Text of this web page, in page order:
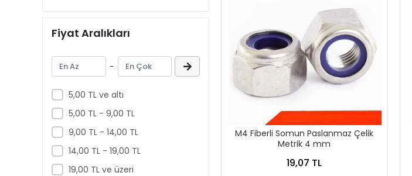
Fiyat Aralıkları
-
5,00 TL ve altı
5,00 TL - 9,00 TL
9,00 TL - 14,00 TL
14,00 TL - 19,00 TL
19,00 TL ve üzeri
M4 Fiberli Somun Paslanmaz Çelik
Metrik 4 mm
19,07 TL